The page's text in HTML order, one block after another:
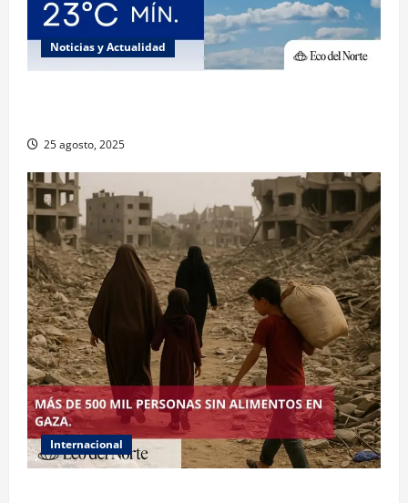
Noticias y Actualidad
25 agosto, 2025
Internacional